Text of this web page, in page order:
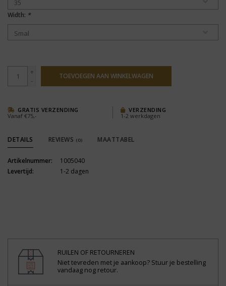
Width: *
+
-
TOEVOEGEN AAN WINKELWAGEN
GRATIS VERZENDING
Vanaf €75,-
VERZENDING
1-2 werkdagen
DETAILS REVIEWS (0) MAATTABEL
Artikelnummer:
1005040
Levertijd:
1-2 dagen
RUILEN OF RETOURNEREN
Niet tevreden met je aankoop? Stuur je bestelling
vandaag nog retour.